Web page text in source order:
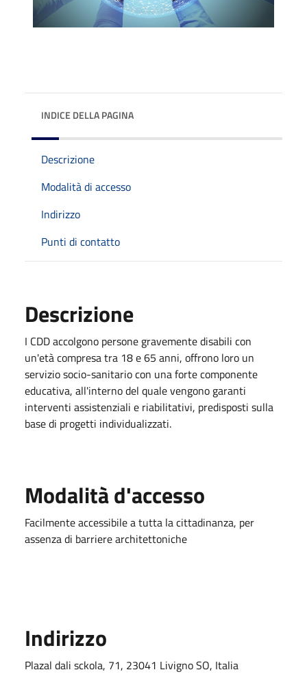
INDICE DELLA PAGINA
Descrizione
Modalità di accesso
Indirizzo
Punti di contatto
Descrizione
I CDD accolgono persone gravemente disabili con
un'età compresa tra 18 e 65 anni, offrono loro un
servizio socio-sanitario con una forte componente
educativa, all'interno del quale vengono garanti
interventi assistenziali e riabilitativi, predisposti sulla
base di progetti individualizzati.
Modalità d'accesso
Facilmente accessibile a tutta la cittadinanza, per
assenza di barriere architettoniche
Indirizzo
Plazal dali sckola, 71, 23041 Livigno SO, Italia